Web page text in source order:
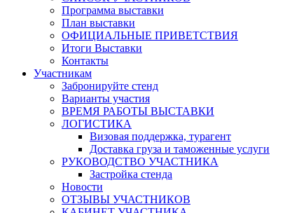
Программа выставки
План выставки
ОФИЦИАЛЬНЫЕ ПРИВЕТСТВИЯ
Итоги Выставки
Контакты
Участникам
Забронируйте стенд
Варианты участия
ВРЕМЯ РАБОТЫ ВЫСТАВКИ
ЛОГИСТИКА
Визовая поддержка, турагент
Доставка груза и таможенные услуги
РУКОВОДСТВО УЧАСТНИКА
Застройка стенда
Новости
ОТЗЫВЫ УЧАСТНИКОВ